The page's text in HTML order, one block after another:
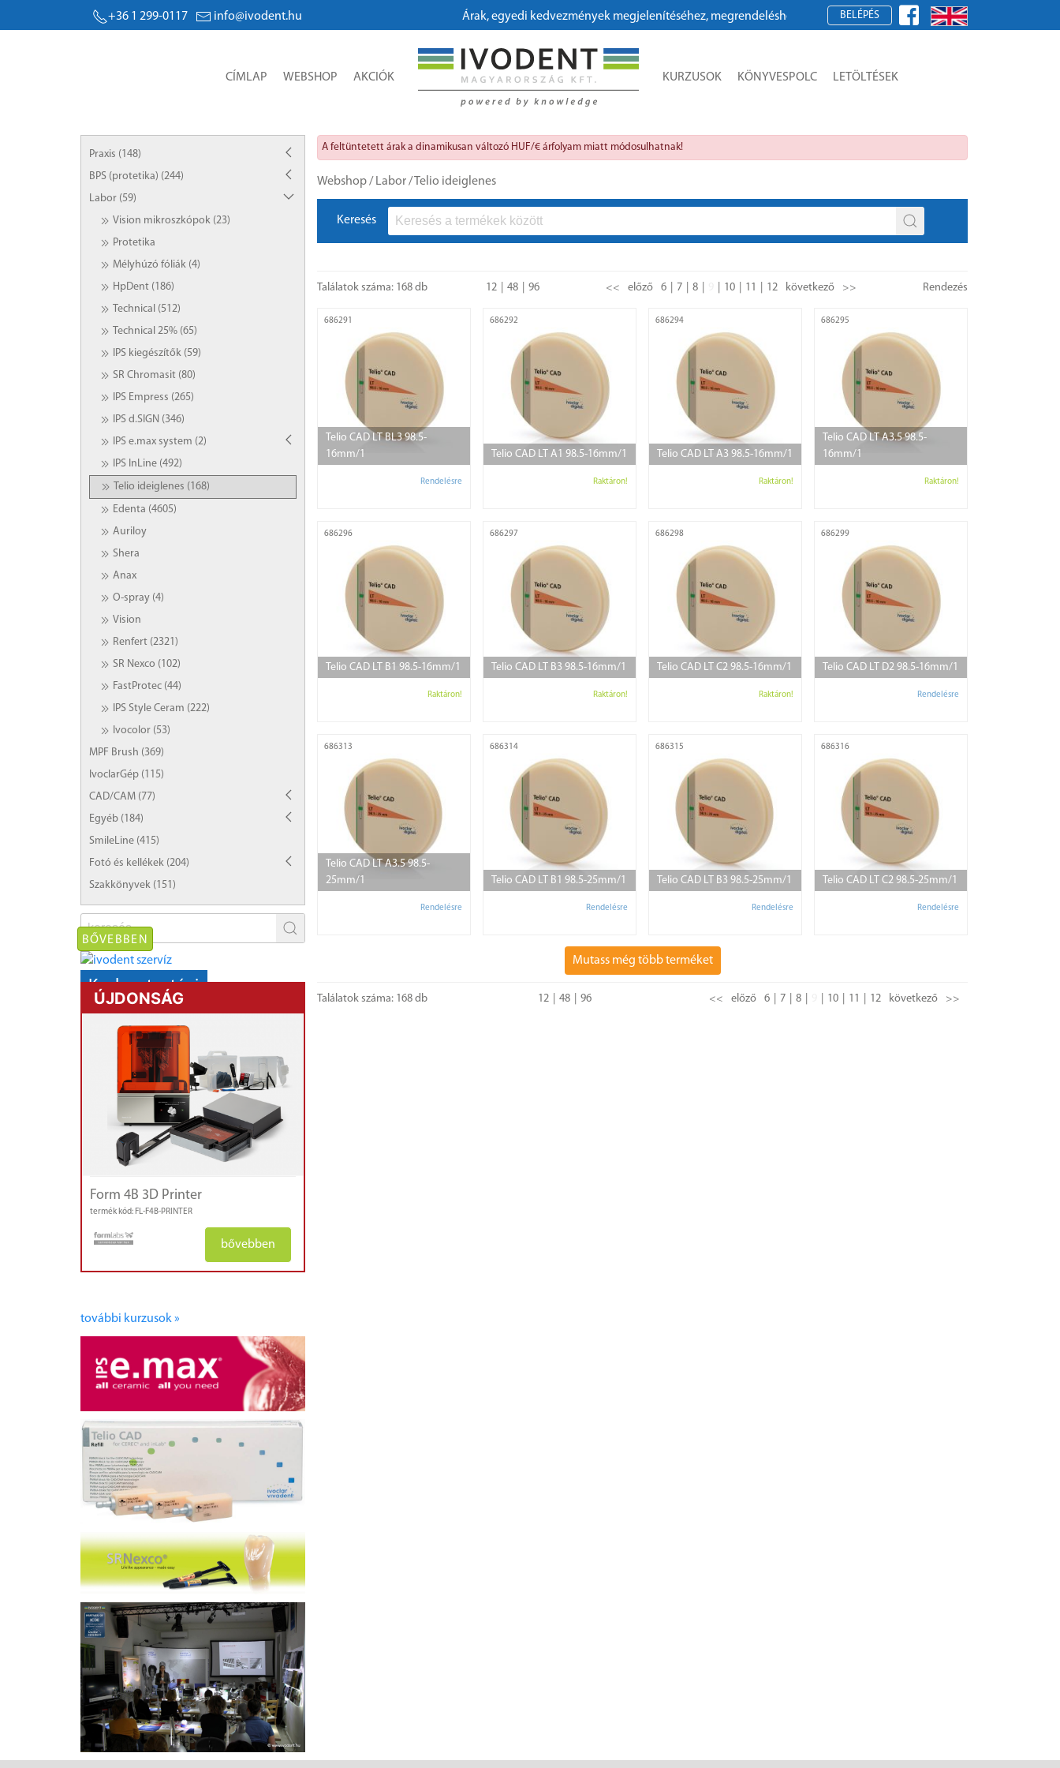
+36 1 299-0117 info@ivodent.hu Árak, egyedi kedvezmények megjelenítéséhez, megrendeléshez kérjük, regisztráljon! BELÉPÉS
CÍMLAP WEBSHOP AKCIÓK KURZUSOK KÖNYVESPOLC LETÖLTÉSEK
Praxis (148)
BPS (protetika) (244)
Labor (59)
Vision mikroszkópok (23)
Protetika
Mélyhúzó fóliák (4)
HpDent (186)
Technical (512)
Technical 25% (65)
IPS kiegészítők (59)
SR Chromasit (80)
IPS Empress (265)
IPS d.SIGN (346)
IPS e.max system (2)
IPS InLine (492)
Telio ideiglenes (168)
Edenta (4605)
Auriloy
Shera
Anax
O-spray (4)
Vision
Renfert (2321)
SR Nexco (102)
FastProtec (44)
IPS Style Ceram (222)
Ivocolor (53)
MPF Brush (369)
IvoclarGép (115)
CAD/CAM (77)
Egyéb (184)
SmileLine (415)
Fotó és kellékek (204)
Szakkönyvek (151)
Karbantartási
AKCIÓ!
mikromotorok
BŐVEBBEN
ÚJDONSÁG
Form 4B 3D Printer
termék kód: FL-F4B-PRINTER
bővebben
további kurzusok »
A feltüntetett árak a dinamikusan változó HUF/€ árfolyam miatt módosulhatnak!
Webshop/ Labor/Telio ideiglenes
Keresés
Találatok száma: 168 db 12 48 96 << előző 6 7 8 10 11 12 következő >> Rendezés
686291
Telio CAD LT BL3 98.5-
16mm/1
Rendelésre
686292
Telio CAD LT A1 98.5-16mm/1
Raktáron!
686294
Telio CAD LT A3 98.5-16mm/1
Raktáron!
686295
Telio CAD LT A3.5 98.5-
16mm/1
Raktáron!
686296
Telio CAD LT B1 98.5-16mm/1
Raktáron!
686297
Telio CAD LT B3 98.5-16mm/1
Raktáron!
686298
Telio CAD LT C2 98.5-16mm/1
Raktáron!
686299
Telio CAD LT D2 98.5-16mm/1
Rendelésre
686313
Telio CAD LT A3.5 98.5-
25mm/1
Rendelésre
686314
Telio CAD LT B1 98.5-25mm/1
Rendelésre
686315
Telio CAD LT B3 98.5-25mm/1
Rendelésre
686316
Telio CAD LT C2 98.5-25mm/1
Rendelésre
Mutass még több terméket
Találatok száma: 168 db 12 48 96 << előző 6 7 8 10 11 12 következő >>